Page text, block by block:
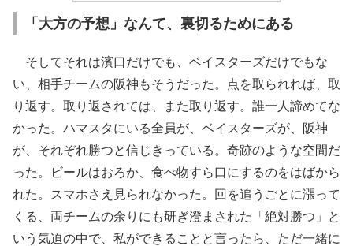
「大方の予想」なんて、裏切るためにある
そしてそれは濱口だけでも、ベイスターズだけでもな
い、相手チームの阪神もそうだった。点を取られれば、取
り返す。取り返されては、また取り返す。誰一人諦めてな
かった。ハマスタにいる全員が、ベイスターズが、阪神
が、それぞれ勝つと信じきっている。奇跡のような空間だ
った。ビールはおろか、食べ物すら口にするのをはばから
れた。スマホさえ見られなかった。回を追うごとに漲って
くる、両チームの余りにも研ぎ澄まされた「絶対勝つ」と
いう気迫の中で、私ができることと言ったら、ただ一緒に